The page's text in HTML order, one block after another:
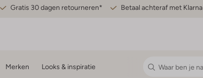
Gratis 30 dagen retourneren* Betaal achteraf met Klarna
Merken Looks & inspiratie